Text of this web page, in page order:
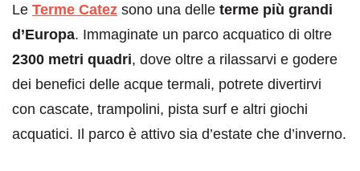
Le Terme Catez sono una delle terme più grandi
d’Europa. Immaginate un parco acquatico di oltre
2300 metri quadri, dove oltre a rilassarvi e godere
dei benefici delle acque termali, potrete divertirvi
con cascate, trampolini, pista surf e altri giochi
acquatici. Il parco è attivo sia d’estate che d’inverno.